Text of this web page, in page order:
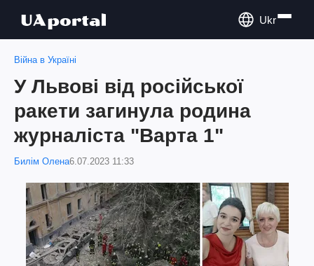
Ukr
Війна в Україні
У Львові від російської
ракети загинула родина
журналіста "Варта 1"
Билім Олена6.07.2023 11:33